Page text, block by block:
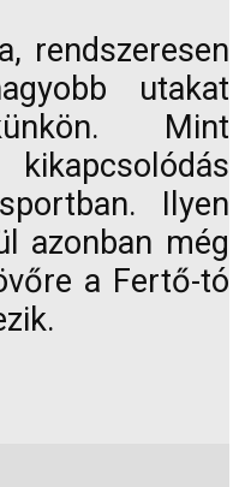
rendszeresen
utakat
Mint
Ilyen
azonban még
a Fertő-tó